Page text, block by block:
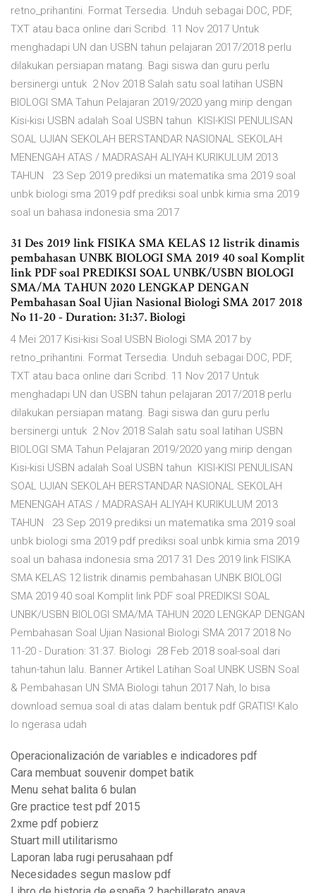
retno_prihantini. Format Tersedia. Unduh sebagai DOC, PDF,
TXT atau baca online dari Scribd. 11 Nov 2017 Untuk
menghadapi UN dan USBN tahun pelajaran 2017/2018 perlu
dilakukan persiapan matang. Bagi siswa dan guru perlu
bersinergi untuk 2 Nov 2018 Salah satu soal latihan USBN
BIOLOGI SMA Tahun Pelajaran 2019/2020 yang mirip dengan
Kisi-kisi USBN adalah Soal USBN tahun KISI-KISI PENULISAN
SOAL UJIAN SEKOLAH BERSTANDAR NASIONAL SEKOLAH
MENENGAH ATAS / MADRASAH ALIYAH KURIKULUM 2013
TAHUN 23 Sep 2019 prediksi un matematika sma 2019 soal
unbk biologi sma 2019 pdf prediksi soal unbk kimia sma 2019
soal un bahasa indonesia sma 2017
31 Des 2019 link FISIKA SMA KELAS 12 listrik dinamis
pembahasan UNBK BIOLOGI SMA 2019 40 soal Komplit
link PDF soal PREDIKSI SOAL UNBK/USBN BIOLOGI
SMA/MA TAHUN 2020 LENGKAP DENGAN
Pembahasan Soal Ujian Nasional Biologi SMA 2017 2018
No 11-20 - Duration: 31:37. Biologi
4 Mei 2017 Kisi-kisi Soal USBN Biologi SMA 2017 by
retno_prihantini. Format Tersedia. Unduh sebagai DOC, PDF,
TXT atau baca online dari Scribd. 11 Nov 2017 Untuk
menghadapi UN dan USBN tahun pelajaran 2017/2018 perlu
dilakukan persiapan matang. Bagi siswa dan guru perlu
bersinergi untuk 2 Nov 2018 Salah satu soal latihan USBN
BIOLOGI SMA Tahun Pelajaran 2019/2020 yang mirip dengan
Kisi-kisi USBN adalah Soal USBN tahun KISI-KISI PENULISAN
SOAL UJIAN SEKOLAH BERSTANDAR NASIONAL SEKOLAH
MENENGAH ATAS / MADRASAH ALIYAH KURIKULUM 2013
TAHUN 23 Sep 2019 prediksi un matematika sma 2019 soal
unbk biologi sma 2019 pdf prediksi soal unbk kimia sma 2019
soal un bahasa indonesia sma 2017 31 Des 2019 link FISIKA
SMA KELAS 12 listrik dinamis pembahasan UNBK BIOLOGI
SMA 2019 40 soal Komplit link PDF soal PREDIKSI SOAL
UNBK/USBN BIOLOGI SMA/MA TAHUN 2020 LENGKAP DENGAN
Pembahasan Soal Ujian Nasional Biologi SMA 2017 2018 No
11-20 - Duration: 31:37. Biologi 28 Feb 2018 soal-soal dari
tahun-tahun lalu. Banner Artikel Latihan Soal UNBK USBN Soal
& Pembahasan UN SMA Biologi tahun 2017 Nah, lo bisa
download semua soal di atas dalam bentuk pdf GRATIS! Kalo
lo ngerasa udah
Operacionalización de variables e indicadores pdf
Cara membuat souvenir dompet batik
Menu sehat balita 6 bulan
Gre practice test pdf 2015
2xme pdf pobierz
Stuart mill utilitarismo
Laporan laba rugi perusahaan pdf
Necesidades segun maslow pdf